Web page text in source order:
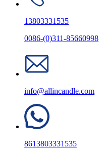
13803331535
0086-(0)311-85660998
info@allincandle.com
8613803331535